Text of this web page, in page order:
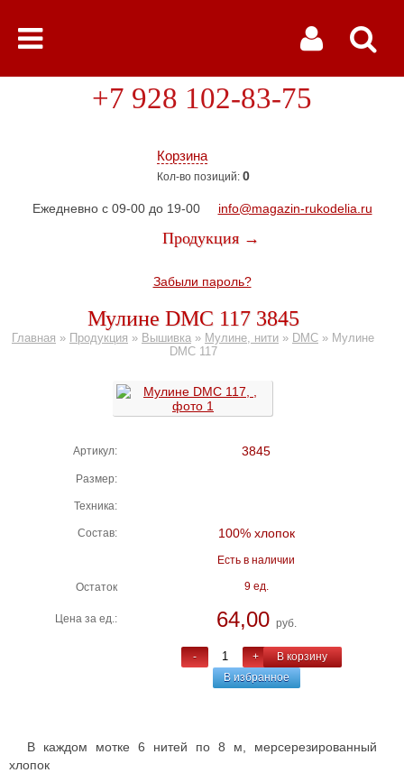
Корзина
Кол-во позиций: 0
+7 928 102-83-75
Ежедневно с 09-00 до 19-00 info@magazin-rukodelia.ru
Продукция →
Забыли пароль?
Мулине DMC 117 3845
Главная » Продукция » Вышивка » Мулине, нити » DMC » Мулине
DMC 117
Артикул: 3845
Размер:
Техника:
Состав: 100% хлопок
Есть в наличии
Остаток 9 ед.
Цена за ед.: 64,00 руб.
- +
В корзину
В избранное
В каждом мотке 6 нитей по 8 м, мерсерезированный
хлопок